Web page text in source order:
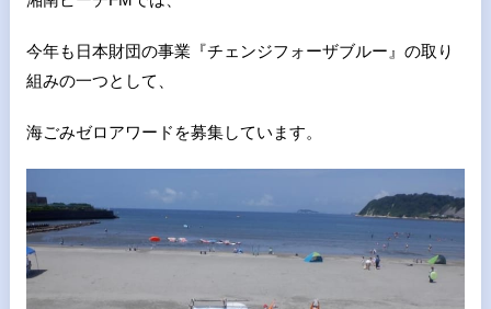
今年も日本財団の事業『チェンジフォーザブルー』の取り
組みの一つとして、
海ごみゼロアワードを募集しています。